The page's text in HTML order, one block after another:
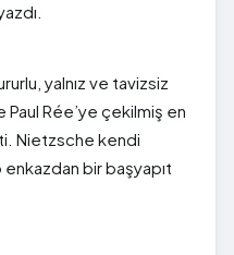
yalnız ve tavizsiz
Paul Rée’ye çekilmiş en
Nietzsche kendi
enkazdan bir başyapıt